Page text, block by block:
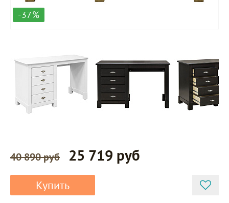
-37%
40 890 руб 25 719 руб
Купить